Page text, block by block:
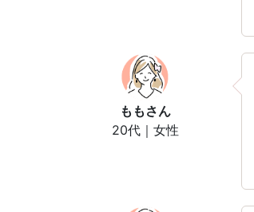
もも さん
20代｜女性